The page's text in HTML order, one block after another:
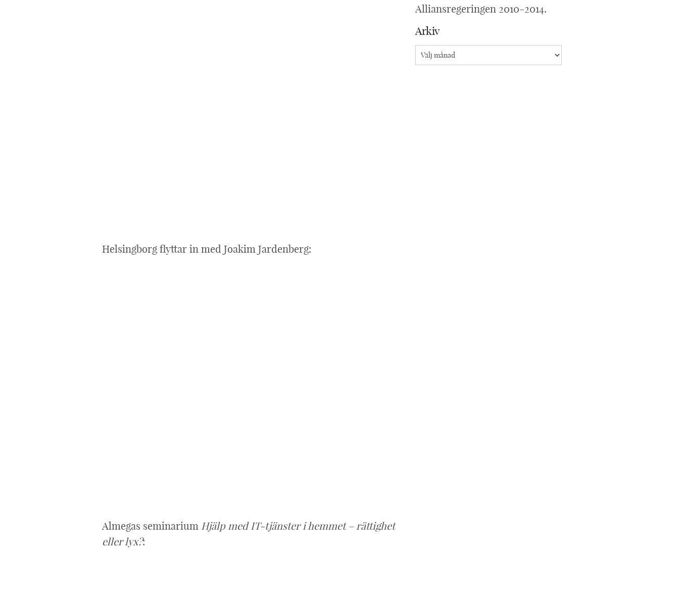
Helsingborg flyttar in med Joakim Jardenberg:
Almegas seminarium Hjälp med IT-tjänster i hemmet – rättighet
eller lyx?:
Alliansregeringen 2010-2014.
Arkiv
Arkiv